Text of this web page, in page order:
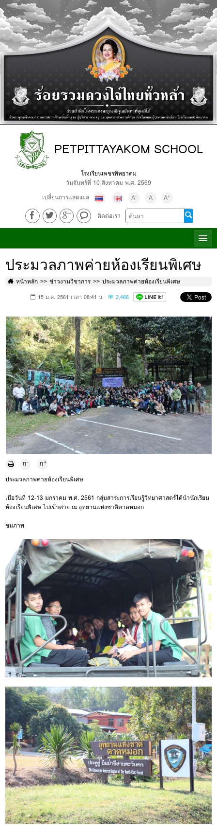
PETPITTAYAKOM SCHOOL
โรงเรียนเพชรพิทยาคม
วันจันทร์ที่ 10 สิงหาคม พ.ศ. 2569
เปลี่ยนการแสดงผล
A- A A+
ติดต่อเรา
ประมวลภาพค่ายห้องเรียนพิเศษ
หน้าหลัก ข่าวงานวิชาการ ประมวลภาพค่ายห้องเรียนพิเศษ
15 ม.ค. 2561 เวลา 08:41 น. 2,466
ก- ก+
ประมวลภาพค่ายห้องเรียนพิเศษ
เมื่อวันที่ 12-13 มกราคม พ.ศ. 2561 กลุ่มสาระการเรียนรู้วิทยาศาสตร์ได้นำนักเรียน
ห้องเรียนพิเศษ ไปเข้าค่าย ณ อุทยานแห่งชาติตาดหมอก
ชมภาพ